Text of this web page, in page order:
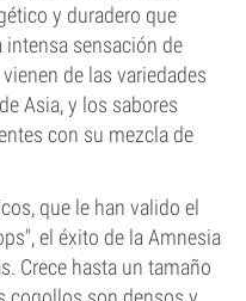
y duradero que
sensación de
de las variedades
Asia, y los sabores
con su mezcla de
que le han valido el
el éxito de la Amnesia
Crece hasta un tamaño